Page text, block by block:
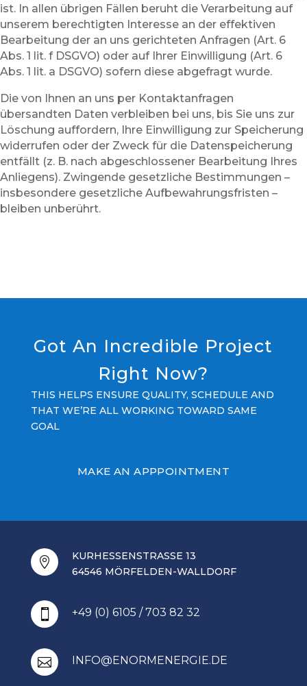
ist. In allen übrigen Fällen beruht die Verarbeitung auf
unserem berechtigten Interesse an der effektiven
Bearbeitung der an uns gerichteten Anfragen (Art. 6
Abs. 1 lit. f DSGVO) oder auf Ihrer Einwilligung (Art. 6
Abs. 1 lit. a DSGVO) sofern diese abgefragt wurde.
Die von Ihnen an uns per Kontaktanfragen
übersandten Daten verbleiben bei uns, bis Sie uns zur
Löschung auffordern, Ihre Einwilligung zur Speicherung
widerrufen oder der Zweck für die Datenspeicherung
entfällt (z. B. nach abgeschlossener Bearbeitung Ihres
Anliegens). Zwingende gesetzliche Bestimmungen –
insbesondere gesetzliche Aufbewahrungsfristen –
bleiben unberührt.
Got An Incredible Project
Right Now?
THIS HELPS ENSURE QUALITY, SCHEDULE AND
THAT WE’RE ALL WORKING TOWARD SAME
GOAL
MAKE AN APPPOINTMENT

KURHESSENSTRASSE 13
64546 MÖRFELDEN-WALLDORF
 +49 (0) 6105 / 703 82 32
 INFO@ENORMENERGIE.DE